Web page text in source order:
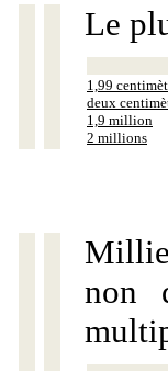
Le
1,99
deux
1,9 million
2 millions
non